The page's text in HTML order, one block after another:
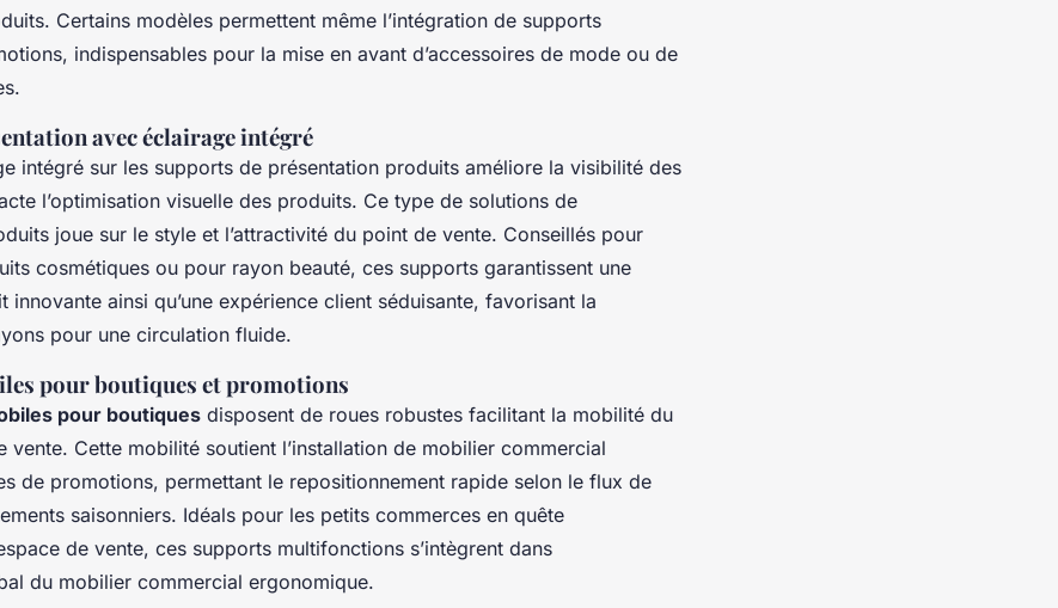
Certains modèles permettent même l’intégration de supports
indispensables pour la mise en avant d’accessoires de mode ou de
avec éclairage intégré
intégré sur les supports de présentation produits améliore la visibilité des
l’optimisation visuelle des produits. Ce type de solutions de
joue sur le style et l’attractivité du point de vente. Conseillés pour
cosmétiques ou pour rayon beauté, ces supports garantissent une
innovante ainsi qu’une expérience client séduisante, favorisant la
pour une circulation fluide.
pour boutiques et promotions
pour boutiques disposent de roues robustes facilitant la mobilité du
vente. Cette mobilité soutient l’installation de mobilier commercial
de promotions, permettant le repositionnement rapide selon le flux de
saisonniers. Idéals pour les petits commerces en quête
de vente, ces supports multifonctions s’intègrent dans
du mobilier commercial ergonomique.